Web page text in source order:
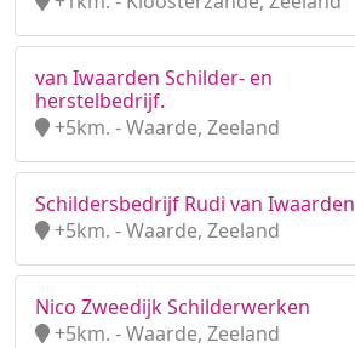
van Iwaarden Schilder- en
herstelbedrijf.
+5km. - Waarde, Zeeland
Schildersbedrijf Rudi van Iwaarden
+5km. - Waarde, Zeeland
Nico Zweedijk Schilderwerken
+5km. - Waarde, Zeeland